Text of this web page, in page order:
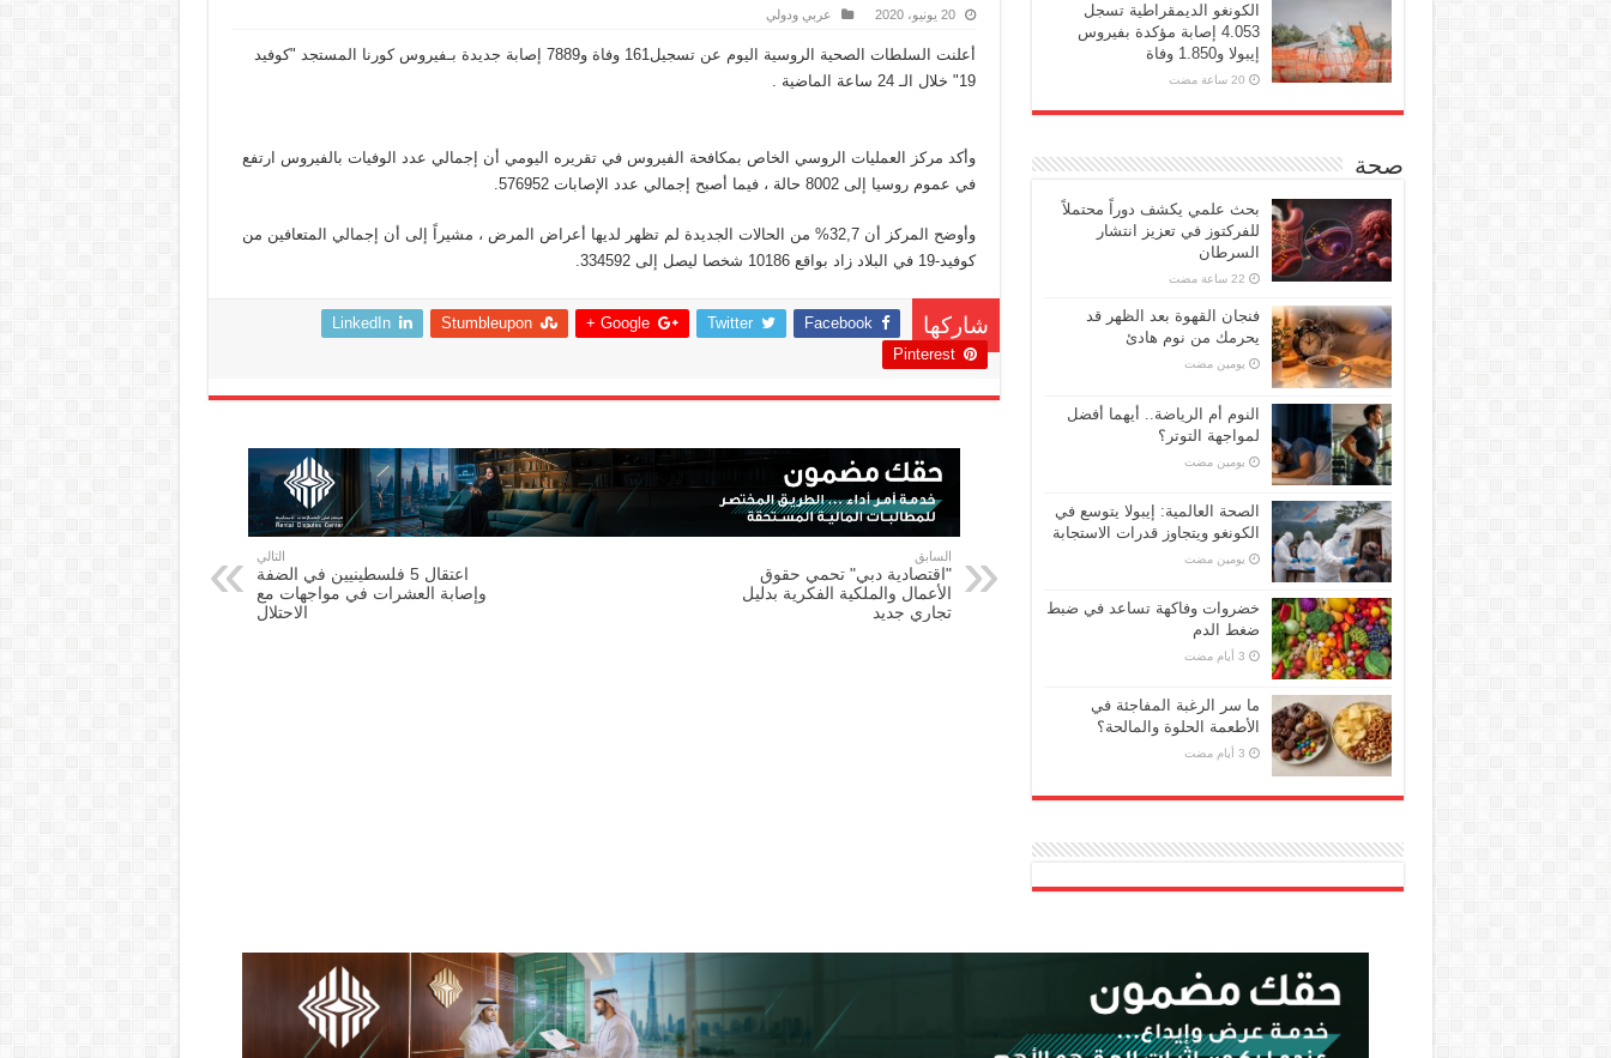
20 يونيو، 2020 عربي ودولي
أعلنت السلطات الصحية الروسية اليوم عن تسجيل161 وفاة و7889 إصابة جديدة بـفيروس كورنا المستجد "كوفيد
19" خلال الـ 24 ساعة الماضية .
وأكد مركز العمليات الروسي الخاص بمكافحة الفيروس في تقريره اليومي أن إجمالي عدد الوفيات بالفيروس ارتفع
في عموم روسيا إلى 8002 حالة ، فيما أصبح إجمالي عدد الإصابات 576952.
وأوضح المركز أن 32,7% من الحالات الجديدة لم تظهر لديها أعراض المرض ، مشيراً إلى أن إجمالي المتعافين من
كوفيد-19 في البلاد زاد بواقع 10186 شخصا ليصل إلى 334592.
شاركها Facebook
Twitter
Google +
Stumbleupon
LinkedIn
Pinterest
السابق
"اقتصادية دبي" تحمي حقوق
الأعمال والملكية الفكرية بدليل
تجاري جديد
التالي
اعتقال 5 فلسطينيين في الضفة
وإصابة العشرات في مواجهات مع
الاحتلال
الكونغو الديمقراطية تسجل
4.053 إصابة مؤكدة بفيروس
إيبولا و1.850 وفاة
صحة
بحث علمي يكشف دوراً محتملاً
للفركتوز في تعزيز انتشار
السرطان
فنجان القهوة بعد الظهر قد
يحرمك من نوم هادئ
‏يومين مضت
النوم أم الرياضة.. أيهما أفضل
لمواجهة التوتر؟
‏يومين مضت
الصحة العالمية: إيبولا يتوسع في
الكونغو ويتجاوز قدرات الاستجابة
‏يومين مضت
خضروات وفاكهة تساعد في ضبط
ضغط الدم
ما سر الرغبة المفاجئة في
الأطعمة الحلوة والمالحة؟